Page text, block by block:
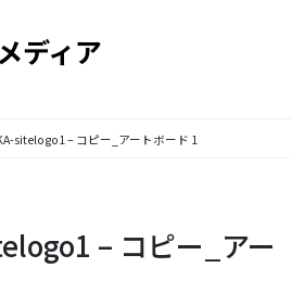
ディア
sitelogo1 – コピー_アートボード 1
– コピー_アー